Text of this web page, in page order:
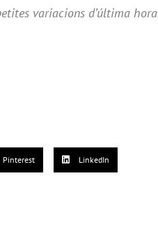
variacions d’última hora
Pinterest LinkedIn